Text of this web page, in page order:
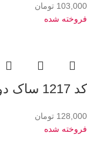
103,000 تومان
فروخته شده
کد 1217 ساک دوشی زنانه ساحلی کتان
128,000 تومان
فروخته شده